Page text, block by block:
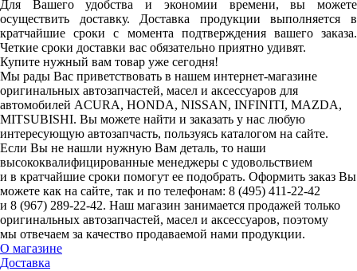
Для Вашего удобства и экономии времени, вы можете
осуществить доставку. Доставка продукции выполняется в
кратчайшие сроки с момента подтверждения вашего заказа.
Четкие сроки доставки вас обязательно приятно удивят.
Купите нужный вам товар уже сегодня!
Мы рады Вас приветствовать в нашем интернет-магазине
оригинальных автозапчастей, масел и аксессуаров для
автомобилей ACURA, HONDA, NISSAN, INFINITI, MAZDA,
MITSUBISHI. Вы можете найти и заказать у нас любую
интересующую автозапчасть, пользуясь каталогом на сайте.
Если Вы не нашли нужную Вам деталь, то наши
высококвалифицированные менеджеры с удовольствием
и в кратчайшие сроки помогут ее подобрать. Оформить заказ Вы
можете как на сайте, так и по телефонам: 8 (495) 411-22-42
и 8 (967) 289-22-42. Наш магазин занимается продажей только
оригинальных автозапчастей, масел и аксессуаров, поэтому
мы отвечаем за качество продаваемой нами продукции.
О магазине
Доставка